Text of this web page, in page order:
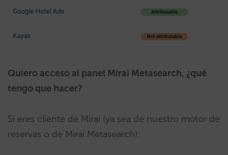
Quiero acceso al panel Mirai Metasearch, ¿qué
tengo que hacer?
Si eres cliente de Mirai (ya sea de nuestro motor de
reservas o de Mirai Metasearch):